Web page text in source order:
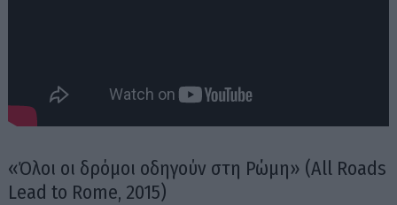
«Όλοι οι δρόμοι οδηγούν στη Ρώμη» (All Roads
Lead to Rome, 2015)
Αναζήτηση
για...